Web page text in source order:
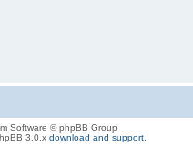
Software © phpBB Group
3.0.x download and support.